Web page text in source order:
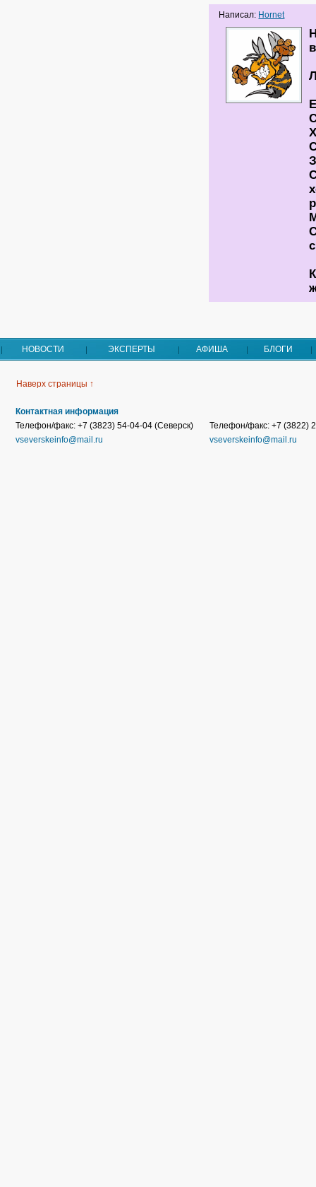
Написал: Hornet
НОВОСТИ ЭКСПЕРТЫ АФИША БЛОГИ
Наверх страницы ↑
Контактная информация
Телефон/факс: +7 (3823) 54-04-04 (Северск)
vseverskeinfo@mail.ru
Телефон/факс: +7 (3822)
vseverskeinfo@mail.ru